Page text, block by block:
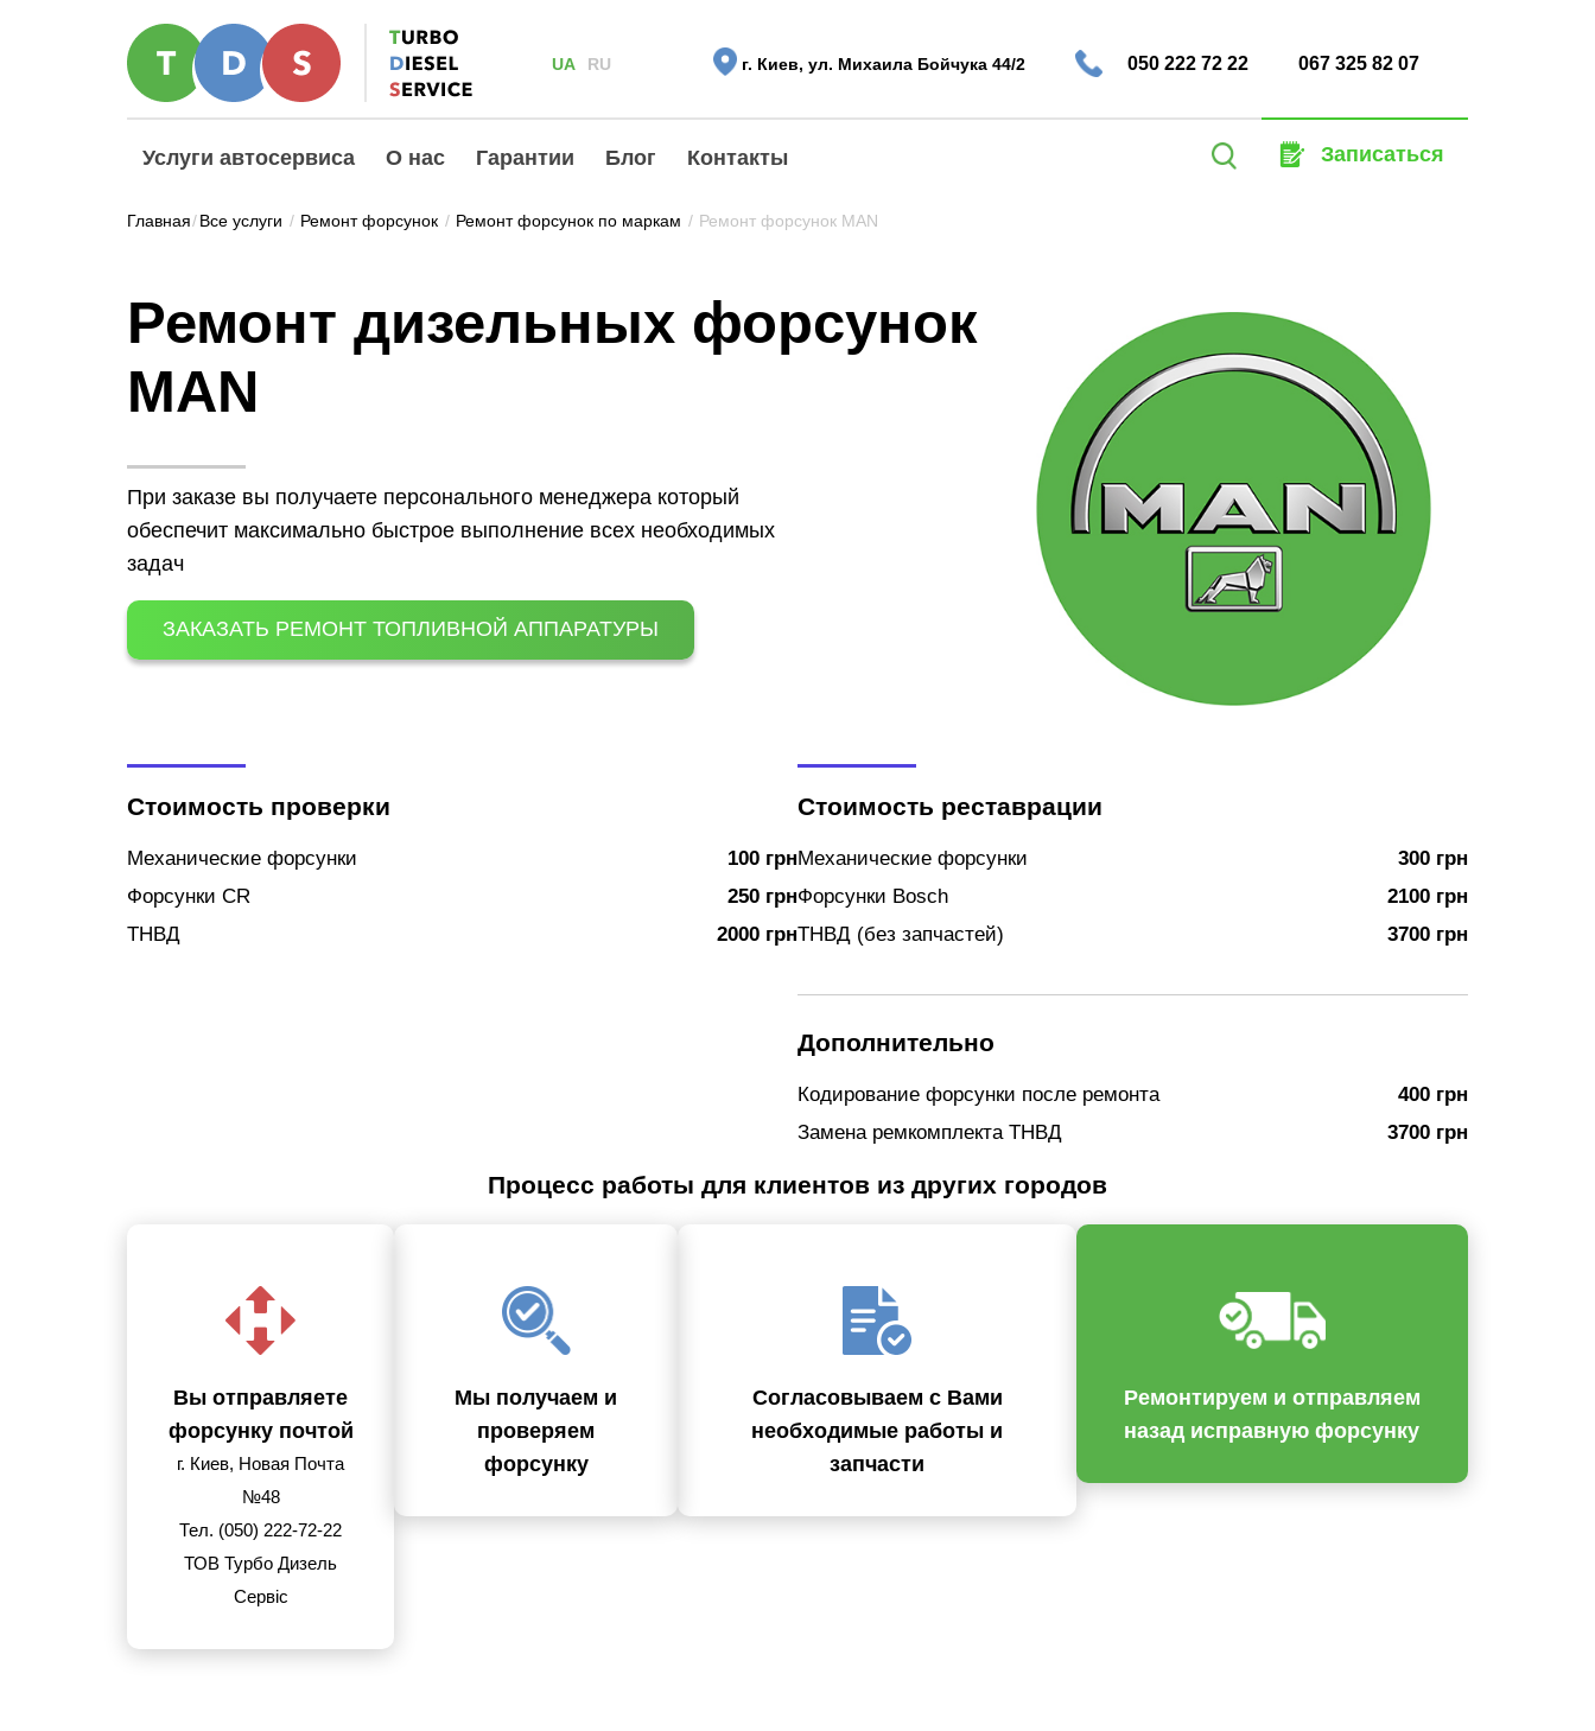
RU
UA г. Киев, ул. Михаила Бойчука 44/2 050 222 72 22 067 325 82 07
Услуги автосервиса О нас Гарантии Блог Контакты
Найти: Записаться
Главная/Все услуги / Ремонт форсунок / Ремонт форсунок по маркам / Ремонт форсунок MAN
Ремонт дизельных форсунок
MAN
При заказе вы получаете персонального менеджера который
обеспечит максимально быстрое выполнение всех необходимых
задач
ЗАКАЗАТЬ РЕМОНТ ТОПЛИВНОЙ АППАРАТУРЫ
Стоимость проверки
Механические форсунки
100 грн
Форсунки CR
250 грн
ТНВД
2000 грн
Стоимость реставрации
Механические форсунки
300 грн
Форсунки Bosch
2100 грн
ТНВД (без запчастей)
3700 грн
Дополнительно
Кодирование форсунки после ремонта
400 грн
Замена ремкомплекта ТНВД
3700 грн
Процесс работы для клиентов из других городов
Вы отправляете
форсунку почтой
г. Киев, Новая Почта
№48
Тел. (050) 222-72-22
ТОВ Турбо Дизель
Сервіс
Мы получаем и
проверяем
форсунку
Согласовываем с Вами
необходимые работы и
запчасти
Ремонтируем и отправляем
назад исправную форсунку